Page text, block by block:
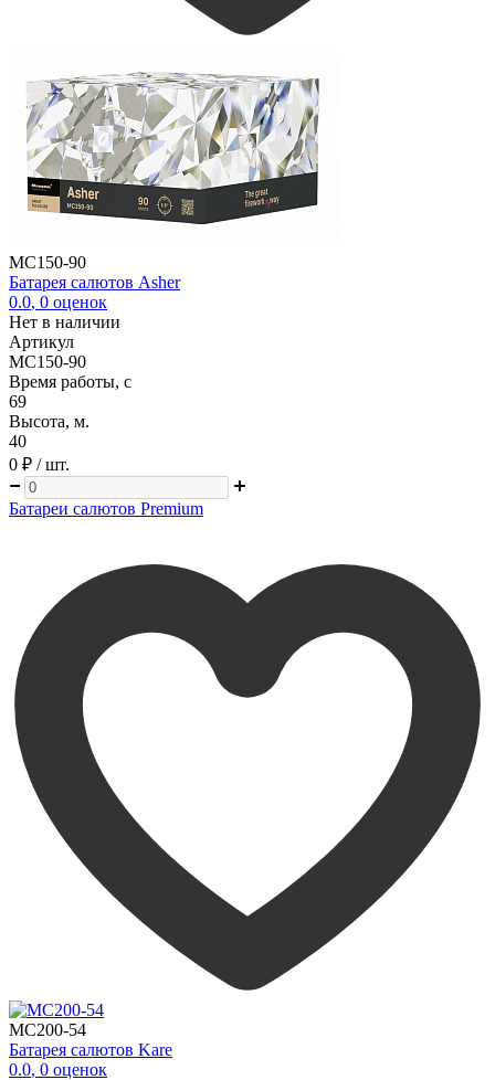
MC150-90
Батарея салютов Asher
0.0, 0 оценок
Нет в наличии
Артикул
MC150-90
Время работы, с
69
Высота, м.
40
0 ₽ / шт.
Батареи салютов Premium
MC200-54
Батарея салютов Kare
0.0, 0 оценок